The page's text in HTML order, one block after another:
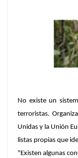
No existe un
terroristas.
Unidas y la Unión
listas propias que
"Existen algunas